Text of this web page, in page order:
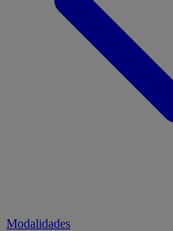
Modalidades